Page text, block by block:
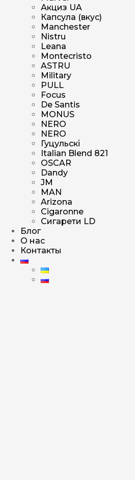
Акциз UA
Капсула (вкус)
Manchester
Nistru
Leana
Montecristo
ASTRU
Military
PULL
Focus
De Santis
MONUS
NERO
NERO
Гуцульскі
Italian Blend 821
OSCAR
Dandy
JM
MAN
Arizona
Cigaronne
Сигарети LD
Блог
О нас
Контакты